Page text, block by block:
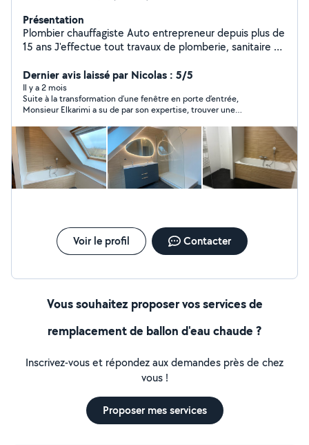
Présentation
Plombier chauffagiste Auto entrepreneur depuis plus de
15 ans J'effectue tout travaux de plomberie, sanitaire et
Dernier avis laissé par Nicolas : 5/5
Il y a 2 mois
Suite à la transformation d’une fenêtre en porte d’entrée,
Monsieur Elkarimi a su de par son expertise, trouver une
ailleurs, il s’est rendu disponible par rapport aux autres corps de
métier, afin de leur faciliter le travail et je l’en remercie
chaleureusement . Il a également fais le nécessaire pour
apporter l’alimentation dans la future cuisine.
Voir le profil Contacter
Vous souhaitez proposer vos services de
remplacement de ballon d'eau chaude ?
Inscrivez-vous et répondez aux demandes près de chez
vous !
Proposer mes services